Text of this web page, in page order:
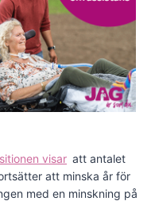
visar att antalet
att minska år för
med en minskning på